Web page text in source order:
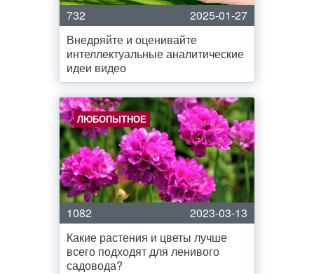
732
2025-01-27
Внедряйте и оценивайте
интеллектуальные аналитические
идеи видео
ЛЮБОПЫТНОЕ
1082
2023-03-13
Какие растения и цветы лучше
всего подходят для ленивого
садовода?